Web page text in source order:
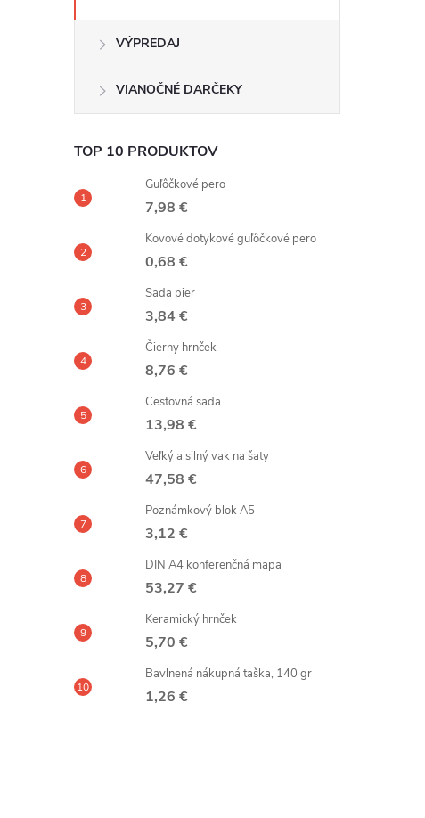
VÝPREDAJ
VIANOČNÉ DARČEKY
TOP 10 PRODUKTOV
Guľôčkové pero
7,98 €
Kovové dotykové guľôčkové pero
0,68 €
Sada pier
3,84 €
Čierny hrnček
8,76 €
Cestovná sada
13,98 €
Veľký a silný vak na šaty
47,58 €
Poznámkový blok A5
3,12 €
DIN A4 konferenčná mapa
53,27 €
Keramický hrnček
5,70 €
Bavlnená nákupná taška, 140 gr
1,26 €